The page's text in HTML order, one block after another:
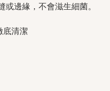
邊緣，不會滋生細菌。
底清潔